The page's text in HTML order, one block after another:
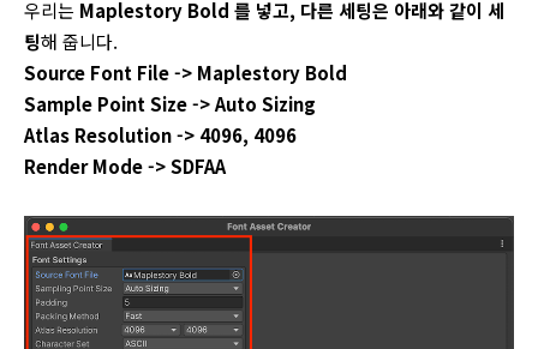
우리는 Maplestory Bold 를 넣고, 다른 세팅은 아래와 같이 세
팅해 줍니다.
Source Font File -> Maplestory Bold
Sample Point Size -> Auto Sizing
Atlas Resolution -> 4096, 4096
Render Mode -> SDFAA